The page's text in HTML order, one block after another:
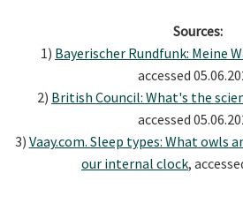
Sources:
1) Bayerischer Rundfunk: Meine
accessed
2) British Council: What's the
accessed
3) Vaay.com. Sleep types: What owls
our internal clock,